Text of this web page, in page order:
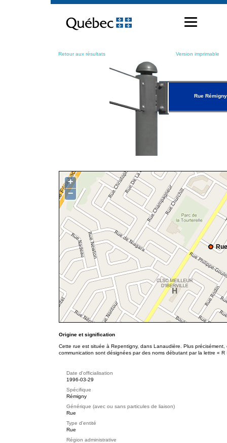
contenu
Retour aux résultats Version imprimable
Rue Rémigny
+
−
Origine et signification
Cette rue est située à Repentigny, dans Lanaudière. Plus
communication sont désignées par des noms débutant par la lettre « R
Date d'officialisation
1996-03-29
Spécifique
Rémigny
Générique (avec ou sans particules de liaison)
Rue
Type d'entité
Rue
Région administrative